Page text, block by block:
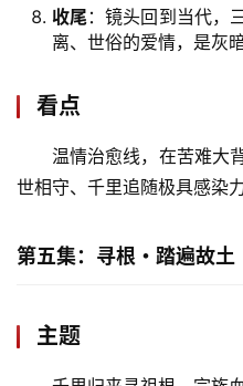
收尾 ：镜头回到当代，
离、世俗的爱情，是灰
看点
温情治愈线，在苦难大
世相守、千里追随极具感染力
第五集：寻根・踏遍故土
主题